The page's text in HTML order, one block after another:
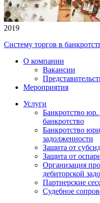
2019
Систему торгов в
О компании
Вакансии
Мероприятия
Услуги
Банкротство
банкротство
Банкротство
задолженности
Защита от
Защита от
Организация
дебиторской
Партнерские
Судебное